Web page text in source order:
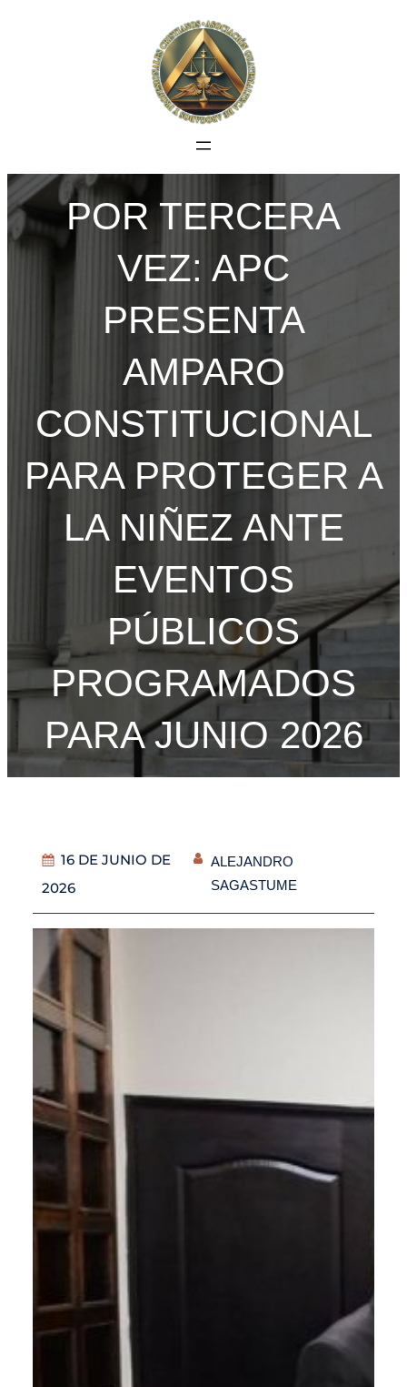
POR TERCERA
VEZ: APC
PRESENTA
AMPARO
CONSTITUCIONAL
PARA PROTEGER A
LA NIÑEZ ANTE
EVENTOS
PÚBLICOS
PROGRAMADOS
PARA JUNIO 2026
16 DE JUNIO DE
2026
ALEJANDRO
SAGASTUME